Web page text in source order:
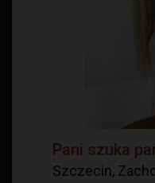
Pani szuka
Szczecin,